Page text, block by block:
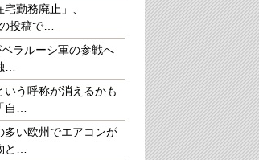
勤務廃止」、
投稿で…
ベラルーシ軍の参戦へ
…
いう呼称が消えるかも
自…
多い欧州でエアコンが
と…